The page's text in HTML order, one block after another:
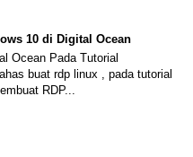
10 di Digital Ocean
Ocean Pada Tutorial
buat rdp linux , pada tutorial
RDP...